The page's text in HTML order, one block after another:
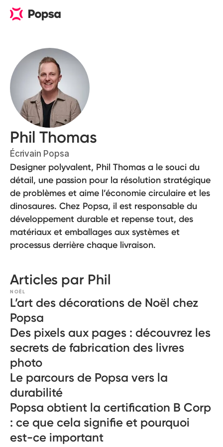
Phil Thomas
Écrivain Popsa
Designer polyvalent, Phil Thomas a le souci du
détail, une passion pour la résolution stratégique
de problèmes et aime l’économie circulaire et les
dinosaures. Chez Popsa, il est responsable du
développement durable et repense tout, des
matériaux et emballages aux systèmes et
processus derrière chaque livraison.
Articles par Phil
NOËL
L’art des décorations de Noël chez
Popsa
Des pixels aux pages : découvrez les
secrets de fabrication des livres
photo
Le parcours de Popsa vers la
durabilité
Popsa obtient la certification B Corp
: ce que cela signifie et pourquoi
est-ce important